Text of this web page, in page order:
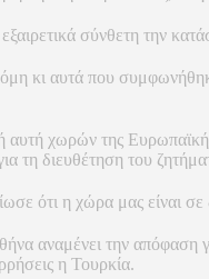
σύνθετη την
κι αυτά που
χωρών της
τη διευθέτηση του
ότι η χώρα μας είναι
αναμένει την
η Τουρκία.